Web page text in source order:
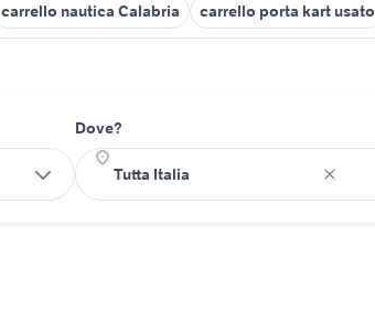
carrello nautica Calabria carrello porta kart usato
Dove?